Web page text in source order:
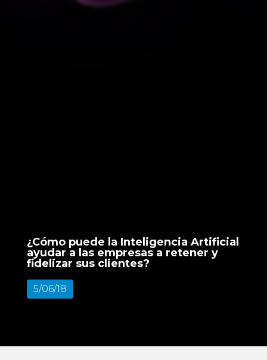
¿Cómo puede la Inteligencia Artificial
ayudar a las empresas a retener y
fidelizar sus clientes?
5/06/18